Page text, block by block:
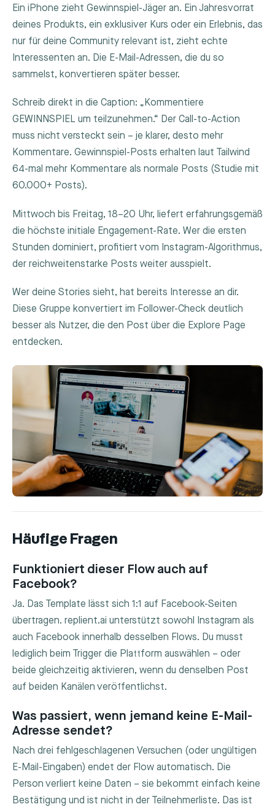
Ein iPhone zieht Gewinnspiel-Jäger an. Ein Jahresvorrat
deines Produkts, ein exklusiver Kurs oder ein Erlebnis, das
nur für deine Community relevant ist, zieht echte
Interessenten an. Die E-Mail-Adressen, die du so
sammelst, konvertieren später besser.
Schreib direkt in die Caption: „Kommentiere
GEWINNSPIEL um teilzunehmen.“ Der Call-to-Action
muss nicht versteckt sein – je klarer, desto mehr
Kommentare. Gewinnspiel-Posts erhalten laut Tailwind
64-mal mehr Kommentare als normale Posts (Studie mit
60.000+ Posts).
Mittwoch bis Freitag, 18–20 Uhr, liefert erfahrungsgemäß
die höchste initiale Engagement-Rate. Wer die ersten
Stunden dominiert, profitiert vom Instagram-Algorithmus,
der reichweitenstarke Posts weiter ausspielt.
Wer deine Stories sieht, hat bereits Interesse an dir.
Diese Gruppe konvertiert im Follower-Check deutlich
besser als Nutzer, die den Post über die Explore Page
entdecken.
Häufige Fragen
Funktioniert dieser Flow auch auf
Facebook?
Ja. Das Template lässt sich 1:1 auf Facebook-Seiten
übertragen. replient.ai unterstützt sowohl Instagram als
auch Facebook innerhalb desselben Flows. Du musst
lediglich beim Trigger die Plattform auswählen – oder
beide gleichzeitig aktivieren, wenn du denselben Post
auf beiden Kanälen veröffentlichst.
Was passiert, wenn jemand keine E-Mail-
Adresse sendet?
Nach drei fehlgeschlagenen Versuchen (oder ungültigen
E-Mail-Eingaben) endet der Flow automatisch. Die
Person verliert keine Daten – sie bekommt einfach keine
Bestätigung und ist nicht in der Teilnehmerliste. Das ist